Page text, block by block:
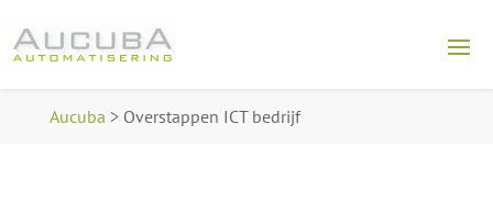
Aucuba > Overstappen ICT bedrijf